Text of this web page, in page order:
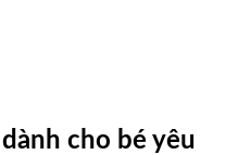
cho bé yêu